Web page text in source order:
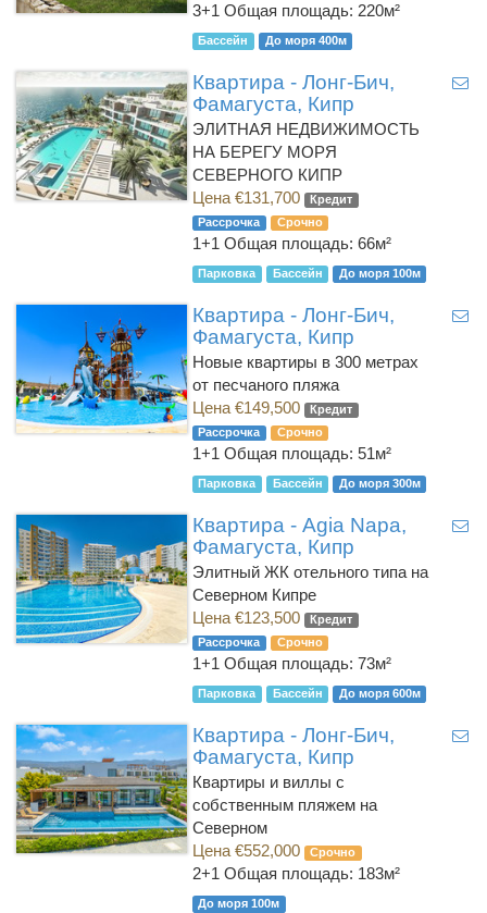
3+1 Общая площадь: 220м²
Бассейн До моря 400м
Квартира - Лонг-Бич,
Фамагуста, Кипр
ЭЛИТНАЯ НЕДВИЖИМОСТЬ
НА БЕРЕГУ МОРЯ
СЕВЕРНОГО КИПР
Цена €131,700
Кредит
Рассрочка
Срочно
1+1 Общая площадь: 66м²
Парковка Бассейн До моря 100м
Квартира - Лонг-Бич,
Фамагуста, Кипр
Новые квартиры в 300 метрах
от песчаного пляжа
Цена €149,500
Кредит
Рассрочка
Срочно
1+1 Общая площадь: 51м²
Парковка Бассейн До моря 300м
Квартира - Agia Napa,
Фамагуста, Кипр
Элитный ЖК отельного типа на
Северном Кипре
Цена €123,500
Кредит
Рассрочка
Срочно
1+1 Общая площадь: 73м²
Парковка Бассейн До моря 600м
Квартира - Лонг-Бич,
Фамагуста, Кипр
Квартиры и виллы с
собственным пляжем на
Северном
Цена €552,000
Срочно
2+1 Общая площадь: 183м²
До моря 100м